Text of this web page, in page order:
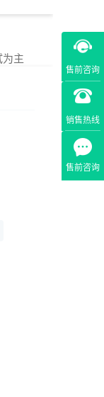
售前咨询
销售热线
售前咨询
主